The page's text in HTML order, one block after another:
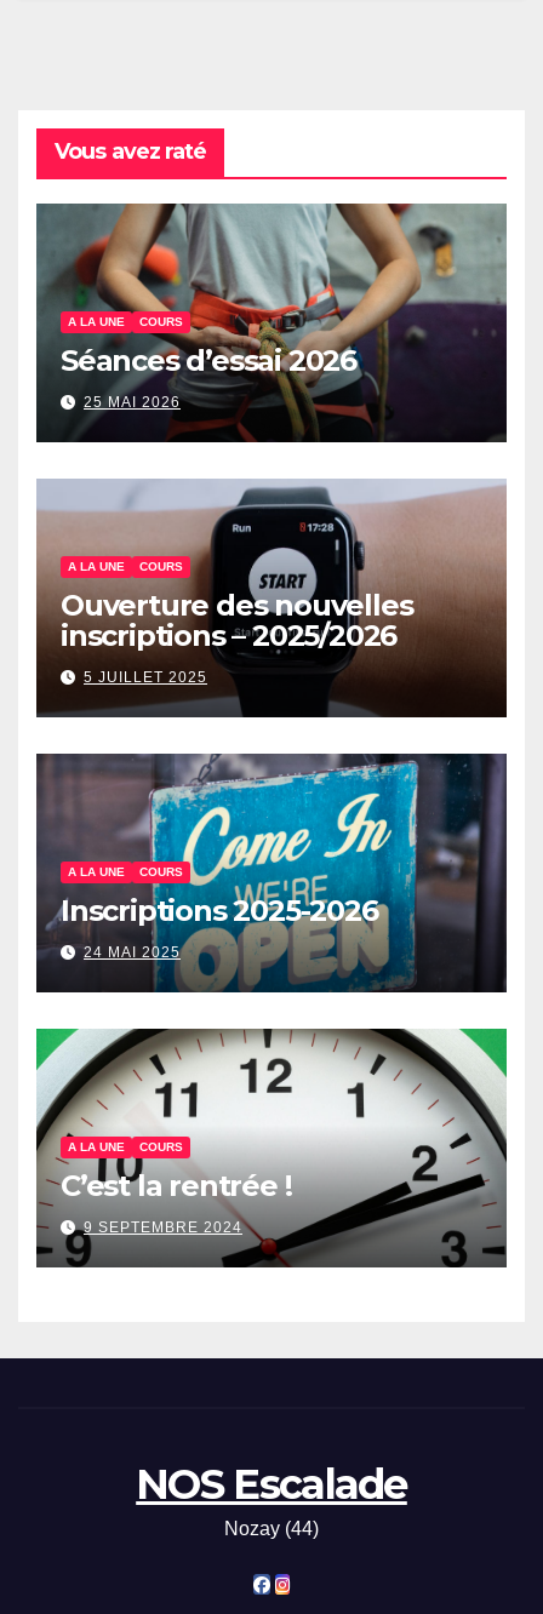
Vous avez raté
A LA UNE COURS
Séances d’essai 2026
25 MAI 2026
A LA UNE COURS
Ouverture des nouvelles
inscriptions – 2025/2026
5 JUILLET 2025
A LA UNE COURS
Inscriptions 2025-2026
24 MAI 2025
A LA UNE COURS
C’est la rentrée !
9 SEPTEMBRE 2024
NOS Escalade
Nozay (44)